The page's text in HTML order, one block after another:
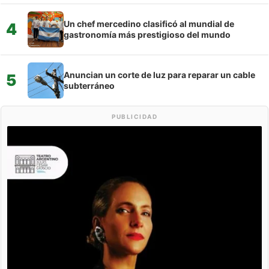
4
Un chef mercedino clasificó al mundial de
gastronomía más prestigioso del mundo
5
Anuncian un corte de luz para reparar un cable
subterráneo
PUBLICIDAD